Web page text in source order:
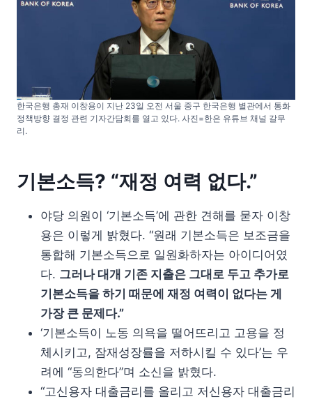
한국은행 총재 이창용이 지난 23일 오전 서울 중구 한국은행 별관에서 통화
정책방향 결정 관련 기자간담회를 열고 있다. 사진=한은 유튜브 채널 갈무
리.
기본소득? “재정 여력 없다.”
야당 의원이 ‘기본소득’에 관한 견해를 묻자 이창
용은 이렇게 밝혔다. “원래 기본소득은 보조금을
통합해 기본소득으로 일원화하자는 아이디어였
다. 그러나 대개 기존 지출은 그대로 두고 추가로
기본소득을 하기 때문에 재정 여력이 없다는 게
가장 큰 문제다.”
‘기본소득이 노동 의욕을 떨어뜨리고 고용을 정
체시키고, 잠재성장률을 저하시킬 수 있다’는 우
려에 “동의한다”며 소신을 밝혔다.
“고신용자 대출금리를 올리고 저신용자 대출금리